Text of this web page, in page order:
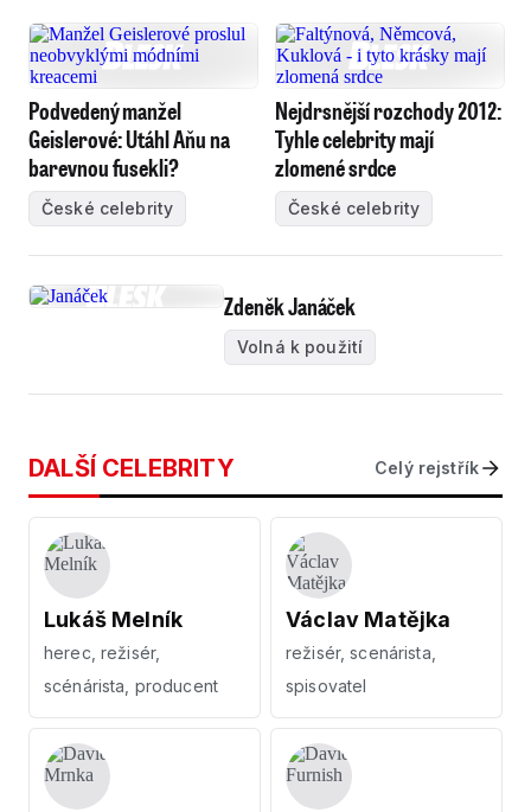
Podvedený manžel
Geislerové: Utáhl Aňu na
barevnou fusekli?
České celebrity
Nejdrsnější rozchody 2012:
Tyhle celebrity mají
zlomené srdce
České celebrity
Zdeněk Janáček
Volná k použití
DALŠÍ CELEBRITY Celý rejstřík
Lukáš Melník
herec, režisér,
scénárista, producent
Václav Matějka
režisér, scenárista,
spisovatel